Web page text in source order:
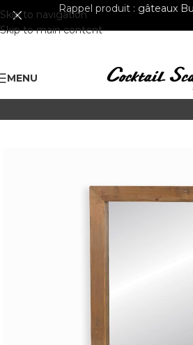
Skip to navigation
Skip to main content
Rappel produit : gâteaux
MENU